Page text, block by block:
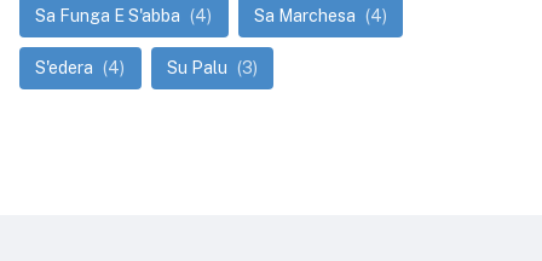
Sa Funga E S'abba (4) Sa Marchesa (4)
S'edera (4) Su Palu (3)